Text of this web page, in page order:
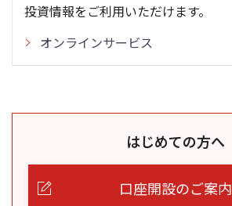
投資情報をご利用いただけます。
オンラインサービス
はじめての方へ
口座開設のご案内